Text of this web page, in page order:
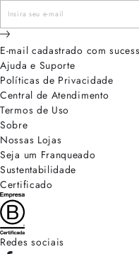
E-mail cadastrado com
Ajuda e Suporte
Políticas de Privacidade
Central de Atendimento
Termos de Uso
Sobre
Nossas Lojas
Seja um Franqueado
Sustentabilidade
Certificado
Redes sociais